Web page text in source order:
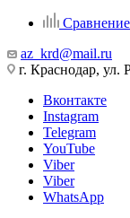
az_krd@mail.ru
г. Краснодар, ул.
Вконтакте
Instagram
Telegram
YouTube
Viber
Viber
WhatsApp